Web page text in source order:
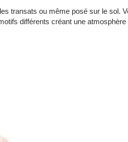
transats ou même posé sur le sol.
différents créant une